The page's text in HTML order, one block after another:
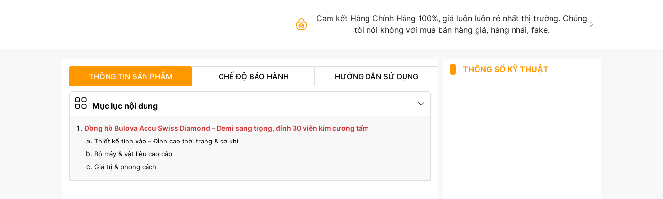
Cam kết Hàng Chính Hàng 100%, giá luôn luôn rẻ nhất thị trường. Chúng
tôi nói không với mua bán hàng giả, hàng nhái, fake.
THÔNG TIN SẢN PHẨM CHẾ ĐỘ BẢO HÀNH HƯỚNG DẪN SỬ DỤNG
Mục lục nội dung
Đồng hồ Bulova Accu Swiss Diamond – Demi sang trọng, đính 30 viên kim cương tấm
Thiết kế tinh xảo – Đỉnh cao thời trang & cơ khí
Bộ máy & vật liệu cao cấp
Giá trị & phong cách
THÔNG SỐ KỸ THUẬT